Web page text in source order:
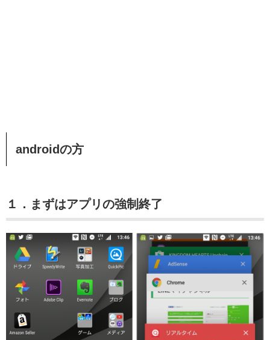
androidの方
１．まずはアプリの強制終了